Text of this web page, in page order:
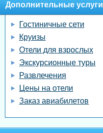
Дополнительные услуги
Гостиничные сети
Круизы
Отели для взрослых
Экскурсионные туры
Развлечения
Цены на отели
Заказ авиабилетов